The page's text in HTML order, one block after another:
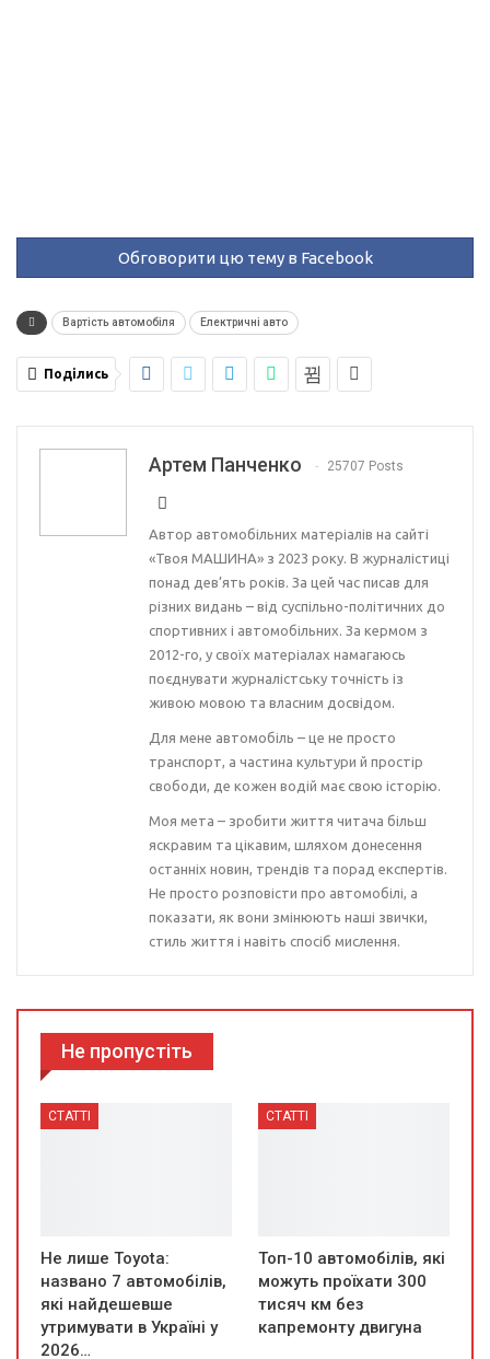
Обговорити цю тему в Facebook
Вартість автомобіля Електричні авто
Поділись
Артем Панченко 25707 Posts
Автор автомобільних матеріалів на сайті
«Твоя МАШИНА» з 2023 року. В журналістиці
понад дев’ять років. За цей час писав для
різних видань – від суспільно-політичних до
спортивних і автомобільних. За кермом з
2012-го, у своїх матеріалах намагаюсь
поєднувати журналістську точність із
живою мовою та власним досвідом.
Для мене автомобіль – це не просто
транспорт, а частина культури й простір
свободи, де кожен водій має свою історію.
Моя мета – зробити життя читача більш
яскравим та цікавим, шляхом донесення
останніх новин, трендів та порад експертів.
Не просто розповісти про автомобілі, а
показати, як вони змінюють наші звички,
стиль життя і навіть спосіб мислення.
Не пропустіть
СТАТТІ
Не лише Toyota:
названо 7 автомобілів,
які найдешевше
утримувати в Україні у
2026…
СТАТТІ
Топ-10 автомобілів, які
можуть проїхати 300
тисяч км без
капремонту двигуна